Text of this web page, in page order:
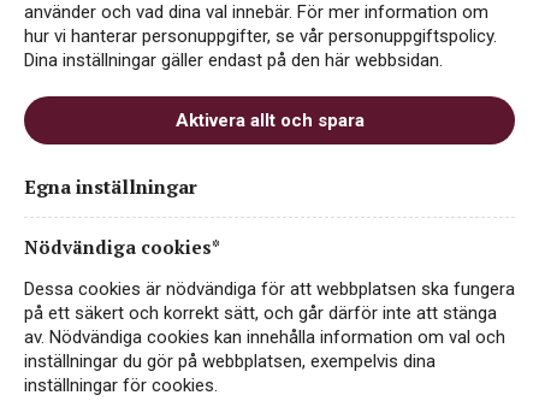
Julià & Navinés La Pluma
Garnacha Organic
SPANIEN, D.O CATALUNYA
279 kr LÄS MER
använder och vad dina val innebär. För mer information om
hur vi hanterar personuppgifter, se vår personuppgiftspolicy.
Dina inställningar gäller endast på den här webbsidan.
Aktivera allt och spara
Egna inställningar
Nödvändiga cookies*
Dessa cookies är nödvändiga för att webbplatsen ska fungera
på ett säkert och korrekt sätt, och går därför inte att stänga
av. Nödvändiga cookies kan innehålla information om val och
inställningar du gör på webbplatsen, exempelvis dina
inställningar för cookies.